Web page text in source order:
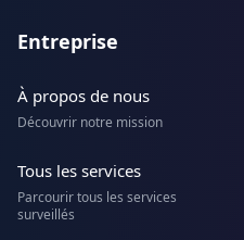
Entreprise
À propos de nous
Découvrir notre mission
Tous les services
Parcourir tous les services
surveillés